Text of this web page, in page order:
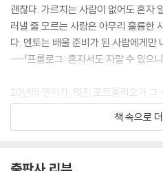
괜찮다. 가르치는 사람이 없어도 혼자
러낼 줄 모르는 사람은 아무리 훌륭한
다. 멘토는 배울 준비가 된 사람에게만
---「프롤로그: 혼자서도 자랄 수 있으니
20년의 연차가, 멋진 포트폴리오가 그
될 수 있을까? 세상에는 어딘가가 과
다. 자기가 하는 일이 무엇인지 정확히
책 속으로